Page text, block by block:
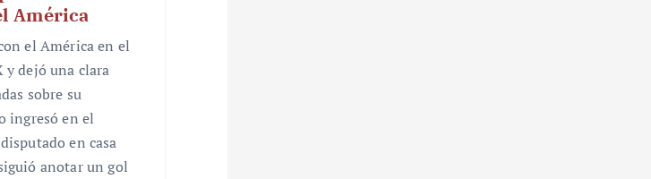
América
el América en el
y dejó una clara
sobre su
ingresó en el
en casa
anotar un gol